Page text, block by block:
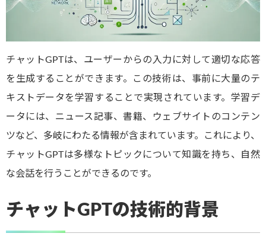
チャットGPTは、ユーザーからの入力に対して適切な応答
を生成することができます。この技術は、事前に大量のテ
キストデータを学習することで実現されています。学習デ
ータには、ニュース記事、書籍、ウェブサイトのコンテン
ツなど、多岐にわたる情報が含まれています。これにより、
チャットGPTは多様なトピックについて知識を持ち、自然
な会話を行うことができるのです。
チャットGPTの技術的背景